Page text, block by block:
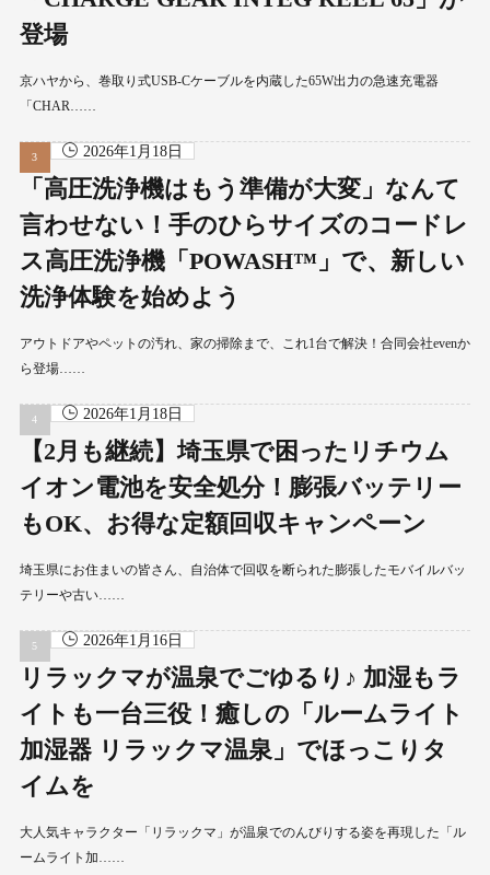
登場
京ハヤから、巻取り式USB-Cケーブルを内蔵した65W出力の急速充電器
「CHAR……
2026年1月18日
「高圧洗浄機はもう準備が大変」なんて
言わせない！手のひらサイズのコードレ
ス高圧洗浄機「POWASH™」で、新しい
洗浄体験を始めよう
アウトドアやペットの汚れ、家の掃除まで、これ1台で解決！合同会社evenか
ら登場……
2026年1月18日
【2月も継続】埼玉県で困ったリチウム
イオン電池を安全処分！膨張バッテリー
もOK、お得な定額回収キャンペーン
埼玉県にお住まいの皆さん、自治体で回収を断られた膨張したモバイルバッ
テリーや古い……
2026年1月16日
リラックマが温泉でごゆるり♪ 加湿もラ
イトも一台三役！癒しの「ルームライト
加湿器 リラックマ温泉」でほっこりタ
イムを
大人気キャラクター「リラックマ」が温泉でのんびりする姿を再現した「ル
ームライト加……